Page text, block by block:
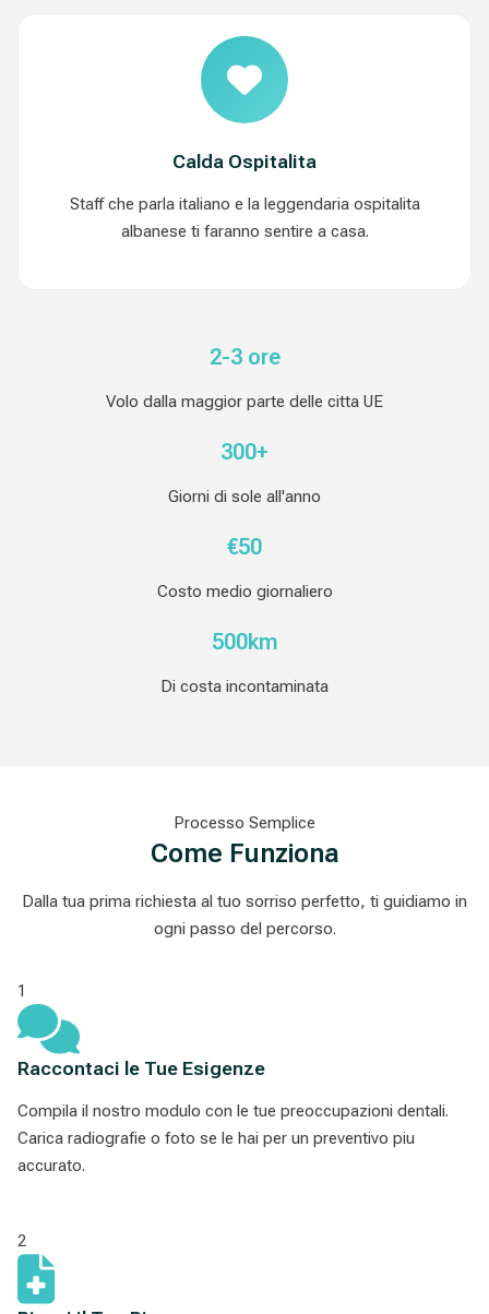
Calda Ospitalita
Staff che parla italiano e la leggendaria ospitalita
albanese ti faranno sentire a casa.
2-3 ore
Volo dalla maggior parte delle citta UE
300+
Giorni di sole all'anno
€50
Costo medio giornaliero
500km
Di costa incontaminata
Processo Semplice
Come Funziona
Dalla tua prima richiesta al tuo sorriso perfetto, ti guidiamo in
ogni passo del percorso.
1
Raccontaci le Tue Esigenze
Compila il nostro modulo con le tue preoccupazioni dentali.
Carica radiografie o foto se le hai per un preventivo piu
accurato.
2